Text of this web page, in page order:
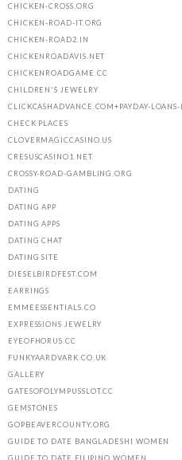
CHICKEN-CROSS.ORG
CHICKEN-ROAD-IT.ORG
CHICKEN-ROAD2.IN
CHICKENROADAVIS.NET
CHICKENROADGAME.CC
CHILDREN'S JEWELRY
CLICKCASHADVANCE.COM+PAYDAY-
CHECK PLACES
CLOVERMAGICCASINO.US
CRESUSCASINO1.NET
CROSSY-ROAD-GAMBLING.ORG
DATING
DATING APP
DATING APPS
DATING CHAT
DATING SITE
DIESELBIRDFEST.COM
EARRINGS
EMMEESSENTIALS.CO
EXPRESSIONS JEWELRY
EYEOFHORUS.CC
FUNKYAARDVARK.CO.UK
GALLERY
GATESOFOLYMPUSSLOT.CC
GEMSTONES
GOPBEAVERCOUNTY.ORG
GUIDE TO DATE BANGLADESHI WOMEN
GUIDE TO DATE FILIPINO WOMEN